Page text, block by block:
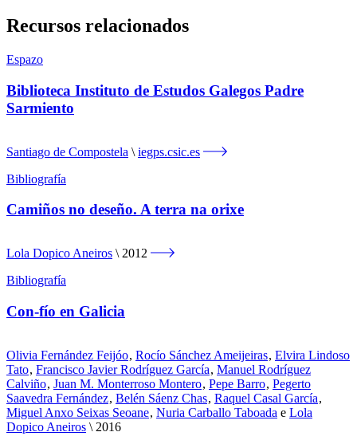
Recursos relacionados
Espazo
Biblioteca Instituto de Estudos Galegos Padre
Sarmiento
Santiago de Compostela
iegps.csic.es
Bibliografía
Camiños no deseño. A terra na orixe
Lola Dopico Aneiros
2012
Bibliografía
Con-fío en Galicia
Olivia Fernández Feijóo, Rocío Sánchez Ameijeiras, Elvira Lindoso
Tato, Francisco Javier Rodríguez García, Manuel Rodríguez
Calviño, Juan M. Monterroso Montero, Pepe Barro, Pegerto
Saavedra Fernández, Belén Sáenz Chas, Raquel Casal García,
Miguel Anxo Seixas Seoane, Nuria Carballo Taboada e Lola
Dopico Aneiros
2016